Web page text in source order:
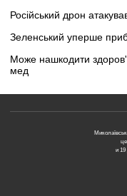
Російський дрон
Зеленський уперше
Може нашкодити
мед
и 19